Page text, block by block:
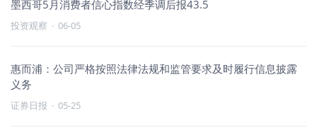
墨西哥5月消费者信心指数经季调后报43.5
投资观察 · 06-05
惠而浦：公司严格按照法律法规和监管要求及时履行信息披露
义务
证券日报 · 05-25